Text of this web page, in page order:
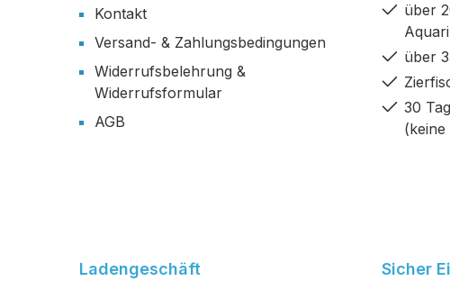
Kontakt
Versand- & Zahlungsbedingungen
Widerrufsbelehrung &
Widerrufsformular
AGB
über
über
30
(keine
Ladengeschäft Sicher